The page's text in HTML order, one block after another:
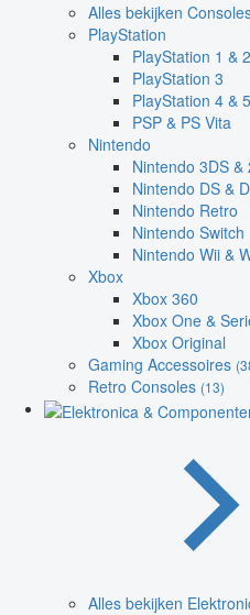
Alles bekijken
PlayStation
PlayStation 1 & 2
PlayStation 3
PlayStation 4 & 5
PSP & PS Vita
Nintendo
Nintendo 3DS &
Nintendo DS &
Nintendo Retro
Nintendo Switch
Nintendo Wii &
Xbox
Xbox 360
Xbox One &
Xbox Original
Gaming Accessoires
Retro Consoles (13)
Alles bekijken